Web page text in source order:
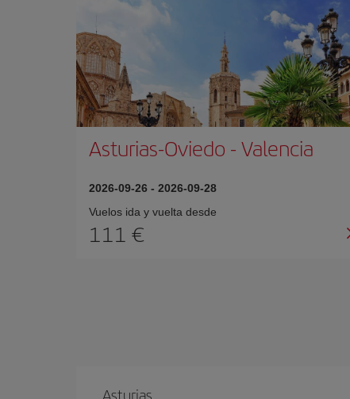
Asturias-Oviedo -Valencia
2026-09-26 - 2026-09-28
Vuelos ida y vuelta desde
111 €
Asturias